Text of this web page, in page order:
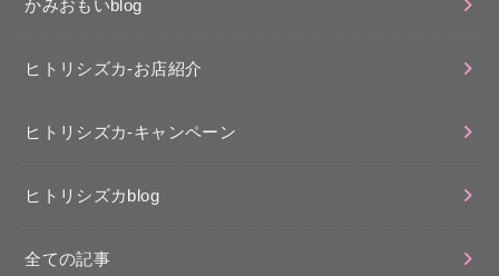
かみおもいblog
ヒトリシズカ-お店紹介
ヒトリシズカ-キャンペーン
ヒトリシズカblog
全ての記事